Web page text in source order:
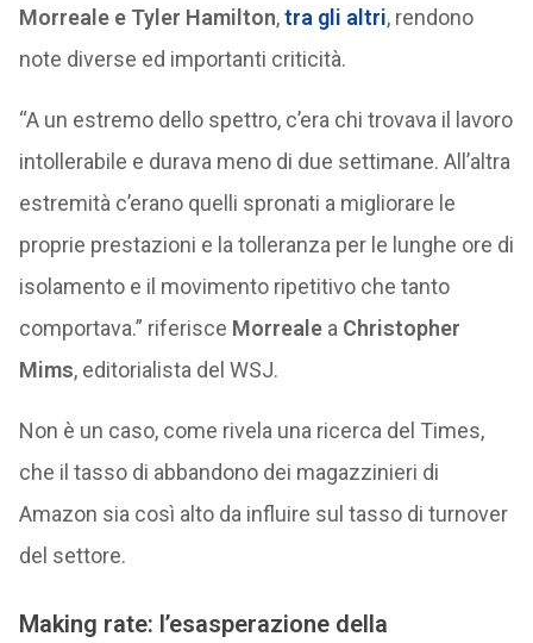
Morreale e Tyler Hamilton,tra gli altri, rendono
note diverse ed importanti criticità.
“A un estremo dello spettro, c’era chi trovava il lavoro
intollerabile e durava meno di due settimane. All’altra
estremità c’erano quelli spronati a migliorare le
proprie prestazioni e la tolleranza per le lunghe ore di
isolamento e il movimento ripetitivo che tanto
comportava.” riferisce Morreale a Christopher
Mims, editorialista del WSJ.
Non è un caso, come rivela una ricerca del Times,
che il tasso di abbandono dei magazzinieri di
Amazon sia così alto da influire sul tasso di turnover
del settore.
Making rate: l’esasperazione della